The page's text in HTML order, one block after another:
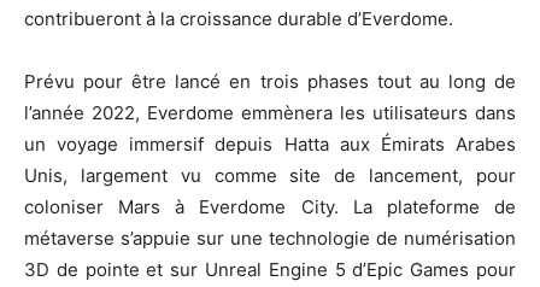
contribueront à la croissance durable d’Everdome.
Prévu pour être lancé en trois phases tout au long de
l’année 2022, Everdome emmènera les utilisateurs dans
un voyage immersif depuis Hatta aux Émirats Arabes
Unis, largement vu comme site de lancement, pour
coloniser Mars à Everdome City. La plateforme de
métaverse s’appuie sur une technologie de numérisation
3D de pointe et sur Unreal Engine 5 d’Epic Games pour